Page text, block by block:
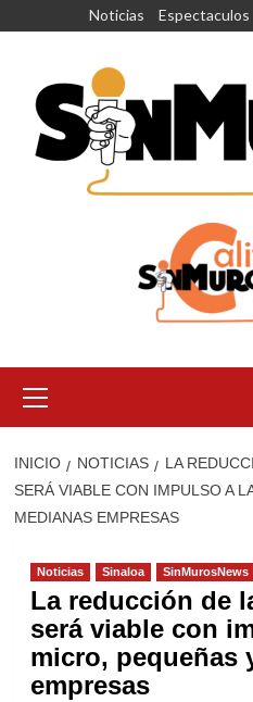
Noticias Espectaculos
principal
INICIO NOTICIAS
LA
SERÁ VIABLE CON IMPULSO A
MEDIANAS EMPRESAS
Noticias Sinaloa SinMurosNews
La reducción de
será viable con
micro, pequeñas
empresas